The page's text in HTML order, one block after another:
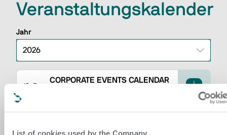
Veranstaltungskalender
Jahr
18. Dez.
CORPORATE EVENTS CALENDAR